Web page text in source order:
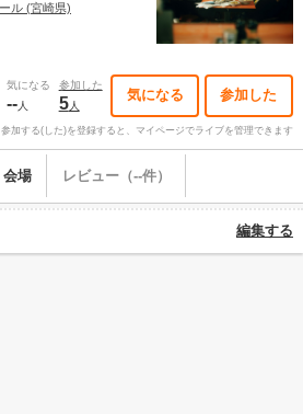
ル (宮崎県)
気になる
--人
参加した
5人
気になる 参加した
参加する(した)を登録すると、マイページでライブを管理できます
会場 レビュー（--件）
編集する